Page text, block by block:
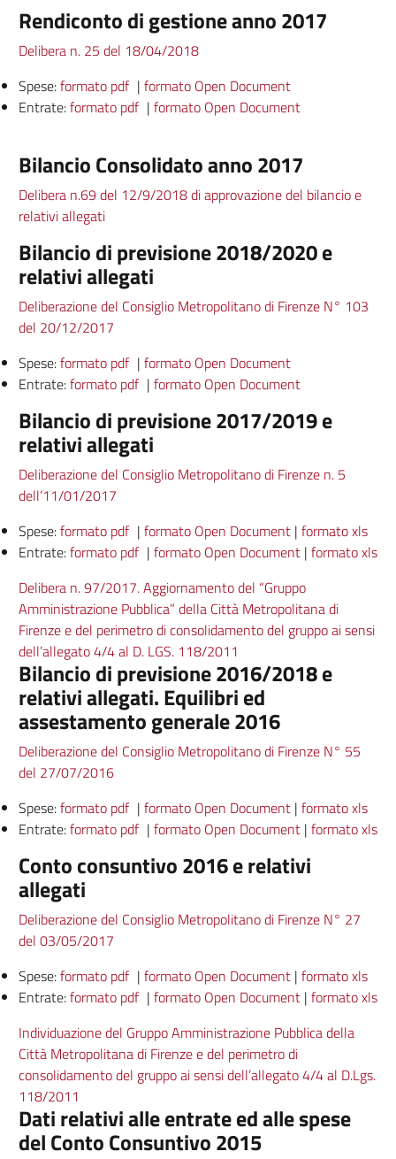
Rendiconto di gestione anno 2017
Delibera n. 25 del 18/04/2018
Spese:formato pdf | formato Open Document
Entrate:formato pdf | formato Open Document
Bilancio Consolidato anno 2017
Delibera n.69 del 12/9/2018 di approvazione del bilancio e
relativi allegati
Bilancio di previsione 2018/2020 e
relativi allegati
Deliberazione del Consiglio Metropolitano di Firenze N° 103
del 20/12/2017
Spese:formato pdf | formato Open Document
Entrate:formato pdf | formato Open Document
Bilancio di previsione 2017/2019 e
relativi allegati
Deliberazione del Consiglio Metropolitano di Firenze n. 5
dell’11/01/2017
Spese:formato pdf | formato Open Document| formato xls
Entrate:formato pdf | formato Open Document| formato xls
Delibera n. 97/2017. Aggiornamento del “Gruppo
Amministrazione Pubblica” della Città Metropolitana di
Firenze e del perimetro di consolidamento del gruppo ai sensi
dell’allegato 4/4 al D. LGS. 118/2011
Bilancio di previsione 2016/2018 e
relativi allegati. Equilibri ed
assestamento generale 2016
Deliberazione del Consiglio Metropolitano di Firenze N° 55
del 27/07/2016
Spese:formato pdf | formato Open Document| formato xls
Entrate:formato pdf | formato Open Document| formato xls
Conto consuntivo 2016 e relativi
allegati
Deliberazione del Consiglio Metropolitano di Firenze N° 27
del 03/05/2017
Spese:formato pdf | formato Open Document| formato xls
Entrate:formato pdf | formato Open Document| formato xls
Individuazione del Gruppo Amministrazione Pubblica della
Città Metropolitana di Firenze e del perimetro di
consolidamento del gruppo ai sensi dell’allegato 4/4 al D.Lgs.
118/2011
Dati relativi alle entrate ed alle spese
del Conto Consuntivo 2015